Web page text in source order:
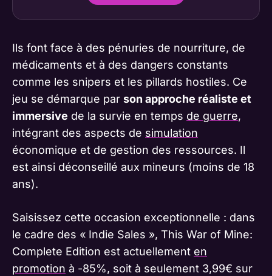
Ils font face à des pénuries de nourriture, de
médicaments et à des dangers constants
comme les snipers et les pillards hostiles. Ce
jeu se démarque par son approche réaliste et
immersive de la survie en temps de guerre,
intégrant des aspects de simulation
économique et de gestion des ressources. Il
est ainsi déconseillé aux mineurs (moins de 18
ans).
Saisissez cette occasion exceptionnelle : dans
le cadre des « Indie Sales », This War of Mine:
Complete Edition est actuellement en
promotion à -85%, soit à seulement 3,99€ sur